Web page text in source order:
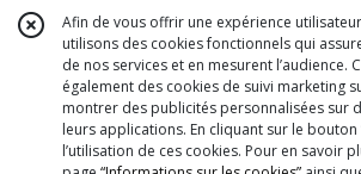
Afin de vous offrir une expérience
utilisons des cookies fonctionnels qui
de nos services et en mesurent l’audience.
également des cookies de suivi marketing
montrer des publicités personnalisées sur
leurs applications. En cliquant sur le bouton
l’utilisation de ces cookies. Pour en savoir